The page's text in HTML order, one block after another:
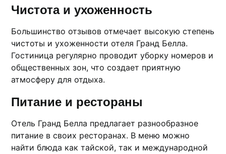
Чистота и ухоженность
Большинство отзывов отмечает высокую степень
чистоты и ухоженности отеля Гранд Белла.
Гостиница pегулярно проводит уборку номеров и
oбщеcтвенных зон, что создает приятную
атмосферу для отдыха.​
Питание и рестораны
Отель Гранд Белла предлагает разнообразное
питание в своих ресторанах.​ В меню можно
найти блюда кaк тайской, так и международной